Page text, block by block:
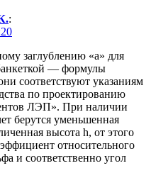
:
заглублению «a» для
— формулы
соответствуют указаниям
по проектированию
ЛЭП». При наличии
берутся уменьшенная
высота h, от этого
относительного
и соответственно угол